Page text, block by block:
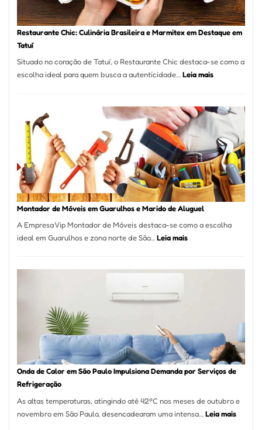
Restaurante Chic: Culinária Brasileira e Marmitex em Destaque em
Tatuí
Situado no coração de Tatuí, o Restaurante Chic destaca-se como a
escolha ideal para quem busca a autenticidade…Leia mais:
Culinária
Brasileira
e
Marmitex
em
Destaque
em
Tatuí
Montador de Móveis em Guarulhos e Marido de Aluguel
A Empresa Vip Montador de Móveis destaca-se como a escolha
ideal em Guarulhos e zona norte de São…Leia mais:
de
Aluguel
Onda de Calor em São Paulo Impulsiona Demanda por Serviços de
Refrigeração
As altas temperaturas, atingindo até 42ºC nos meses de outubro e
novembro em São Paulo, desencadearam uma intensa… Leia mais: